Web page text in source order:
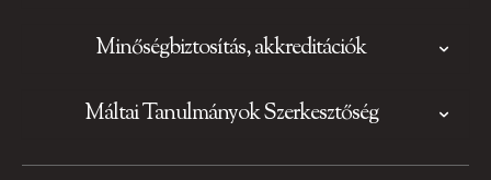
Minőségbiztosítás, akkreditációk
Máltai Tanulmányok Szerkesztőség